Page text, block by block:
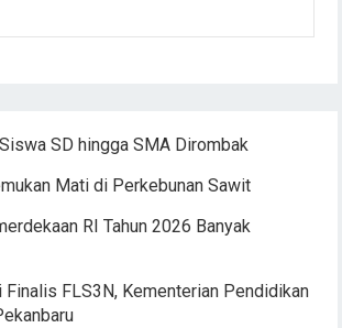
SD hingga SMA Dirombak
Mati di Perkebunan Sawit
RI Tahun 2026 Banyak
Finalis FLS3N, Kementerian Pendidikan